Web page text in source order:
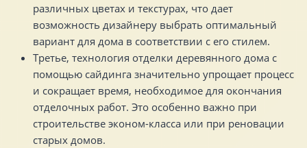
различных цветах и текстурах, что дает
возможность дизайнеру выбрать оптимальный
вариант для дома в соответствии с его стилем.
Третье, технология отделки деревянного дома с
помощью сайдинга значительно упрощает процесс
и сокращает время, необходимое для окончания
отделочных работ. Это особенно важно при
строительстве эконом-класса или при реновации
старых домов.